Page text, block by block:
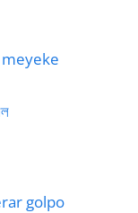
meyeke
golpo